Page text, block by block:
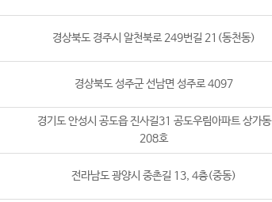
경상북도 경주시 알천북로 249번길 21(동천동)
경상북도 성주군 선남면 성주로 4097
경기도 안성시 공도읍 진사길31 공도우림아파트 상가동
208호
전라남도 광양시 중촌길 13, 4층(중동)